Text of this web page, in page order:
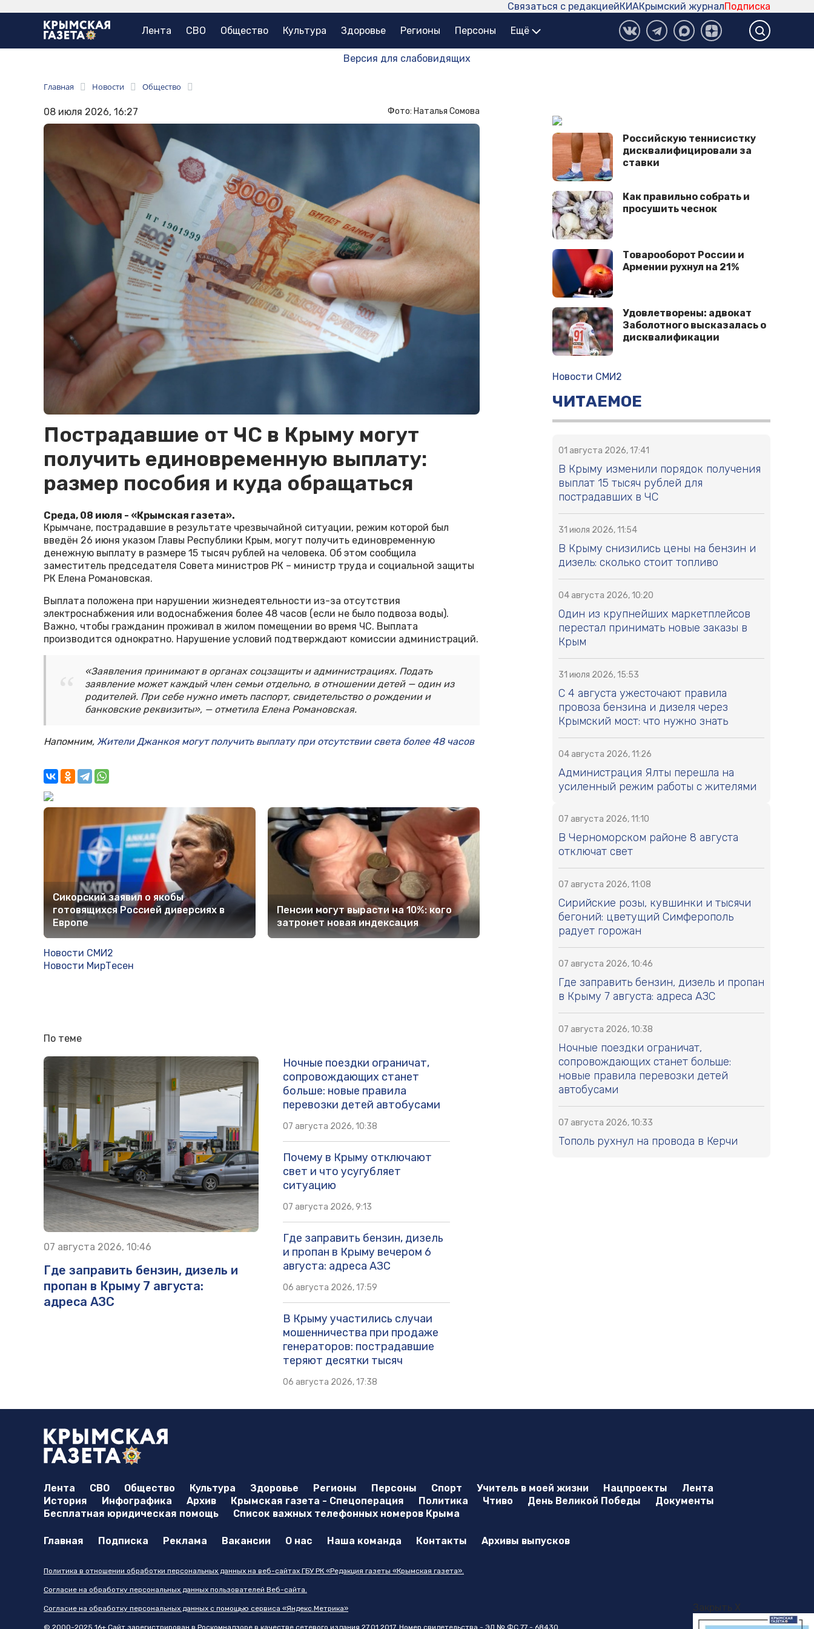
Подписка
Крымский журнал
КИА
Связаться с редакцией
Лента СВО Общество Культура Здоровье Регионы Персоны Ещё
Версия для слабовидящих
Главная Новости Общество
08 июля 2026, 16:27 Фото: Наталья Сомова
Пострадавшие от ЧС в Крыму могут
получить единовременную выплату:
размер пособия и куда обращаться
Среда, 08 июля - «Крымская газета».
Крымчане, пострадавшие в результате чрезвычайной ситуации, режим которой был
введён 26 июня указом Главы Республики Крым, могут получить единовременную
денежную выплату в размере 15 тысяч рублей на человека. Об этом сообщила
заместитель председателя Совета министров РК – министр труда и социальной защиты
РК Елена Романовская.
Выплата положена при нарушении жизнедеятельности из-за отсутствия
электроснабжения или водоснабжения более 48 часов (если не было подвоза воды).
Важно, чтобы гражданин проживал в жилом помещении во время ЧС. Выплата
производится однократно. Нарушение условий подтверждают комиссии администраций.
«Заявления принимают в органах соцзащиты и администрациях. Подать
заявление может каждый член семьи отдельно, в отношении детей — один из
родителей. При себе нужно иметь паспорт, свидетельство о рождении и
банковские реквизиты», — отметила Елена Романовская.
Напомним, Жители Джанкоя могут получить выплату при отсутствии света более 48 часов
Сикорский заявил о якобы
готовящихся Россией диверсиях в
Европе
Пенсии могут вырасти на 10%: кого
затронет новая индексация
Новости СМИ2
Новости МирТесен
По теме
07 августа 2026, 10:46
Где заправить бензин, дизель и
пропан в Крыму 7 августа:
адреса АЗС
Ночные поездки ограничат,
сопровождающих станет
больше: новые правила
перевозки детей автобусами
07 августа 2026, 10:38
Почему в Крыму отключают
свет и что усугубляет
ситуацию
07 августа 2026, 9:13
Где заправить бензин, дизель
и пропан в Крыму вечером 6
августа: адреса АЗС
06 августа 2026, 17:59
В Крыму участились случаи
мошенничества при продаже
генераторов: пострадавшие
теряют десятки тысяч
06 августа 2026, 17:38
Российскую теннисистку
дисквалифицировали за
ставки
Как правильно собрать и
просушить чеснок
Товарооборот России и
Армении рухнул на 21%
Удовлетворены: адвокат
Заболотного высказалась о
дисквалификации
Новости СМИ2
ЧИТАЕМОЕ
01 августа 2026, 17:41
В Крыму изменили порядок получения
выплат 15 тысяч рублей для
пострадавших в ЧС
31 июля 2026, 11:54
В Крыму снизились цены на бензин и
дизель: сколько стоит топливо
04 августа 2026, 10:20
Один из крупнейших маркетплейсов
перестал принимать новые заказы в
Крым
31 июля 2026, 15:53
С 4 августа ужесточают правила
провоза бензина и дизеля через
Крымский мост: что нужно знать
04 августа 2026, 11:26
Администрация Ялты перешла на
усиленный режим работы с жителями
07 августа 2026, 11:10
В Черноморском районе 8 августа
отключат свет
07 августа 2026, 11:08
Сирийские розы, кувшинки и тысячи
бегоний: цветущий Симферополь
радует горожан
07 августа 2026, 10:46
Где заправить бензин, дизель и пропан
в Крыму 7 августа: адреса АЗС
07 августа 2026, 10:38
Ночные поездки ограничат,
сопровождающих станет больше:
новые правила перевозки детей
автобусами
07 августа 2026, 10:33
Тополь рухнул на провода в Керчи
Закрыть X
Лента СВО Общество Культура Здоровье Регионы Персоны Спорт Учитель в моей жизни Нацпроекты
Лента
История
Инфографика Архив Крымская газета - Спецоперация Политика Чтиво День Великой Победы
Документы
Бесплатная юридическая помощь
Список важных телефонных номеров Крыма
Главная Подписка Реклама Вакансии О нас Наша команда Контакты Архивы выпусков
Политика в отношении обработки персональных данных на веб-сайтах ГБУ РК «Редакция газеты «Крымская газета».
Согласие на обработку персональных данных пользователей Веб-сайта.
Согласие на обработку персональных данных с помощью сервиса «Яндекс.Метрика»
© 2000-2025 16+ Сайт зарегистрирован в Роскомнадзоре в качестве сетевого издания 27.01.2017. Номер свидетельства - ЭЛ № ФС 77 - 68430.